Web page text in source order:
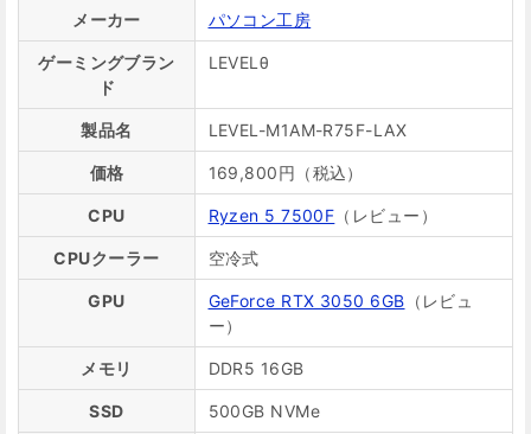
メーカー パソコン工房
ゲーミングブラン
ド
LEVELθ
製品名 LEVEL-M1AM-R75F-LAX
価格 169,800円（税込）
CPU Ryzen 5 7500F （レビュー）
CPUクーラー 空冷式
GPU GeForce RTX 3050 6GB （レビュ
ー）
メモリ DDR5 16GB
SSD 500GB NVMe